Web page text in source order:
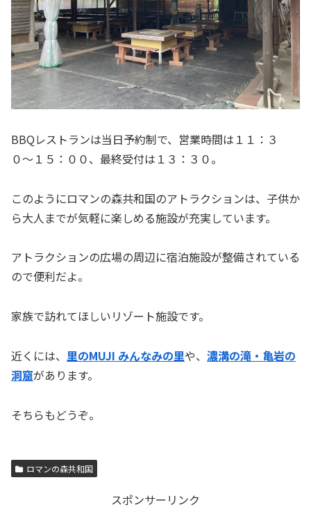
BBQレストランは当日予約制で、営業時間は１１：３
０〜１５：００、最終受付は１３：３０。
このようにロマンの森共和国のアトラクションは、子供か
ら大人までが気軽に楽しめる施設が充実しています。
アトラクションの広場の周辺に宿泊施設が整備されている
ので便利だよ。
家族で訪れてほしいリゾート施設です。
近くには、 里のMUJI みんなみの里や、 濃溝の滝・亀岩の
洞窟があります。
そちらもどうぞ。
ロマンの森共和国
スポンサーリンク